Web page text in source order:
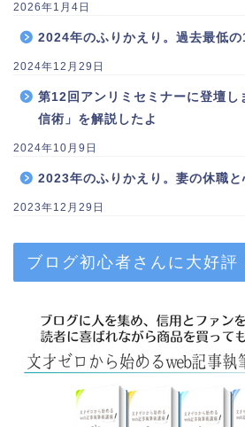
2026年1月4日
2024年のふりかえり。過去最低の
2024年12月29日
第12回アンリミセミナーに登壇し
信術」を解説したよ
2024年10月9日
2023年のふりかえり。妻の休職と
2023年12月29日
ブログ初心者さんに大好評